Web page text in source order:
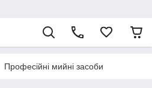
Професійні мийні засоби